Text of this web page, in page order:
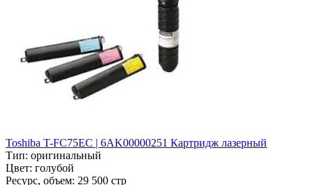
Toshiba T-FC75EC | 6AK00000251 Картридж лазерный
Тип: оригинальный
Цвет: голубой
Ресурс, объем: 29 500 стр